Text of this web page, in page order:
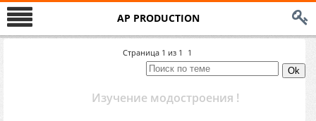
AP PRODUCTION
Страница 1 из 1 1
Изучение модостроения !